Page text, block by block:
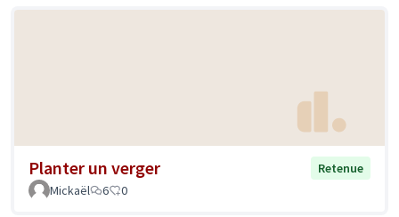
Planter un verger
Retenue
Mickaël
6 0